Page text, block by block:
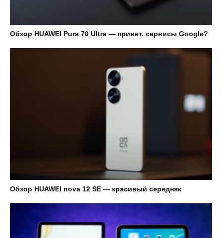
Обзор HUAWEI Pura 70 Ultra — привет, сервисы Google?
Обзор HUAWEI nova 12 SE — красивый середняк